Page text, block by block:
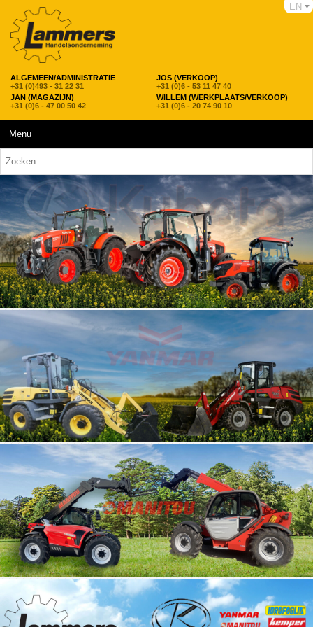
ALGEMEEN/ADMINISTRATIE
+31 (0)493 - 31 22 31
JOS (VERKOOP)
+31 (0)6 - 53 11 47 40
JAN (MAGAZIJN)
+31 (0)6 - 47 00 50 42
WILLEM (WERKPLAATS/VERKOOP)
+31 (0)6 - 20 74 90 10
EN
Menu